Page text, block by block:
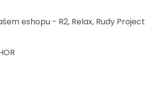
eshopu - R2, Relax, Rudy Project